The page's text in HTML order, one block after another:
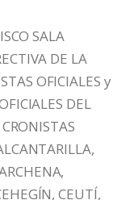
SALA
DE LA
OFICIALES y
DEL
CEUTÍ,